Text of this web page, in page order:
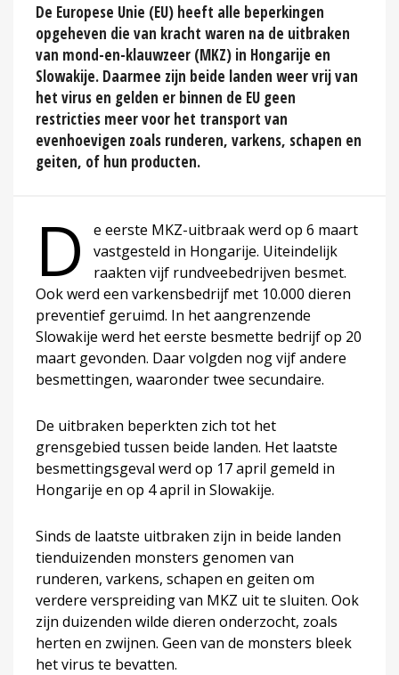
De Europese Unie (EU) heeft alle beperkingen
opgeheven die van kracht waren na de uitbraken
van mond-en-klauwzeer (MKZ) in Hongarije en
Slowakije. Daarmee zijn beide landen weer vrij van
het virus en gelden er binnen de EU geen
restricties meer voor het transport van
evenhoevigen zoals runderen, varkens, schapen en
geiten, of hun producten.
D
e eerste MKZ-uitbraak werd op 6 maart
vastgesteld in Hongarije. Uiteindelijk
raakten vijf rundveebedrijven besmet.
Ook werd een varkensbedrijf met 10.000 dieren
preventief geruimd. In het aangrenzende
Slowakije werd het eerste besmette bedrijf op 20
maart gevonden. Daar volgden nog vijf andere
besmettingen, waaronder twee secundaire.
De uitbraken beperkten zich tot het
grensgebied tussen beide landen. Het laatste
besmettingsgeval werd op 17 april gemeld in
Hongarije en op 4 april in Slowakije.
Sinds de laatste uitbraken zijn in beide landen
tienduizenden monsters genomen van
runderen, varkens, schapen en geiten om
verdere verspreiding van MKZ uit te sluiten. Ook
zijn duizenden wilde dieren onderzocht, zoals
herten en zwijnen. Geen van de monsters bleek
het virus te bevatten.